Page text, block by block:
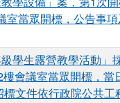
當眾開標，公告事
學生露營教學活動」
會議室當眾開標，
文件依行政院公共工